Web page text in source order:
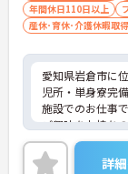
年間休日110日以上
産休･育休･介護休暇取
愛知県岩倉市に
児所・単身寮完
施設でのお仕事で
ご興味をお持ち
トをお伝えしま
いませ。
詳